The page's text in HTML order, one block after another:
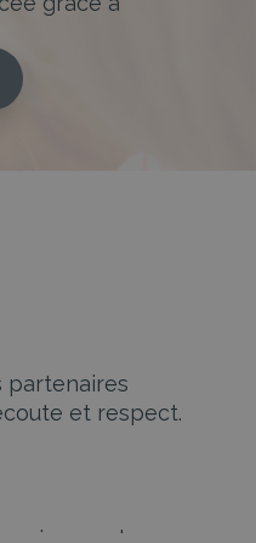
partenaires
et respect.